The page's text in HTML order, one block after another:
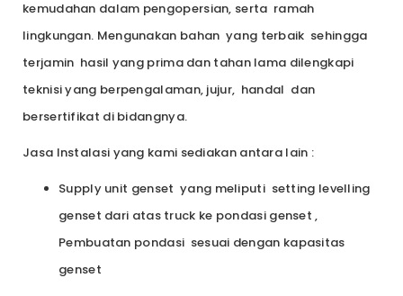
kemudahan dalam pengopersian, serta ramah
lingkungan. Mengunakan bahan yang terbaik sehingga
terjamin hasil yang prima dan tahan lama dilengkapi
teknisi yang berpengalaman, jujur, handal dan
bersertifikat di bidangnya.
Jasa Instalasi yang kami sediakan antara lain :
Supply unit genset yang meliputi setting levelling
genset dari atas truck ke pondasi genset ,
Pembuatan pondasi sesuai dengan kapasitas
genset